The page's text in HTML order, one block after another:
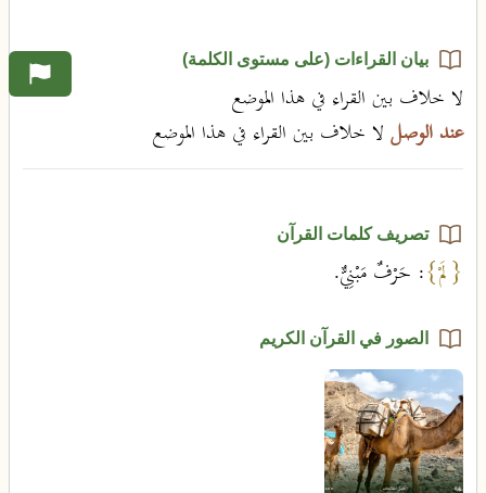
بيان القراءات (على مستوى الكلمة)
لا خلاف بين القراء في هذا الموضع
عند الوصللا خلاف بين القراء في هذا الموضع
تصريف كلمات القرآن
{لَمْ}: حَرْفٌ مَبْنِيٌّ.
الصور في القرآن الكريم